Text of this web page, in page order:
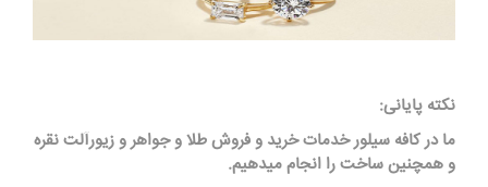
نکته پایانی:
ما در کافه سیلورخدمات خرید و فروش طلا و جواهر و زیورآلت نقره
و همچنین ساخت را انجام میدهیم.